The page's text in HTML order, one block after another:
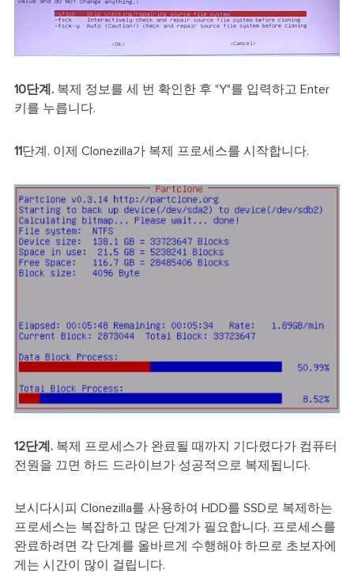
10단계.복제 정보를 세 번 확인한 후 "Y"를 입력하고 Enter
키를 누릅니다.
11단계. 이제 Clonezilla가 복제 프로세스를 시작합니다.
12단계.복제 프로세스가 완료될 때까지 기다렸다가 컴퓨터
전원을 끄면 하드 드라이브가 성공적으로 복제됩니다.
보시다시피 Clonezilla를 사용하여 HDD를 SSD로 복제하는
프로세스는 복잡하고 많은 단계가 필요합니다. 프로세스를
완료하려면 각 단계를 올바르게 수행해야 하므로 초보자에
게는 시간이 많이 걸립니다.